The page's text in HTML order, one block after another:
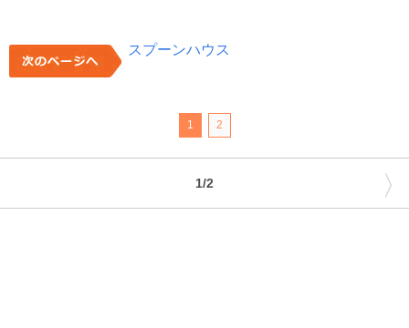
スプーンハウス
1 2
1/2 〉